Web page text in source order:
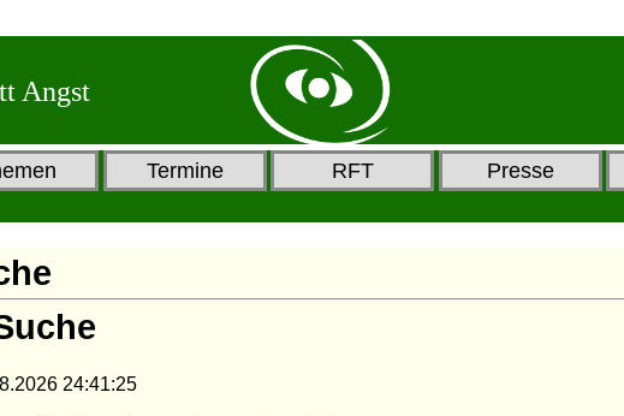
Angst
Termine RFT Presse
24:41:25